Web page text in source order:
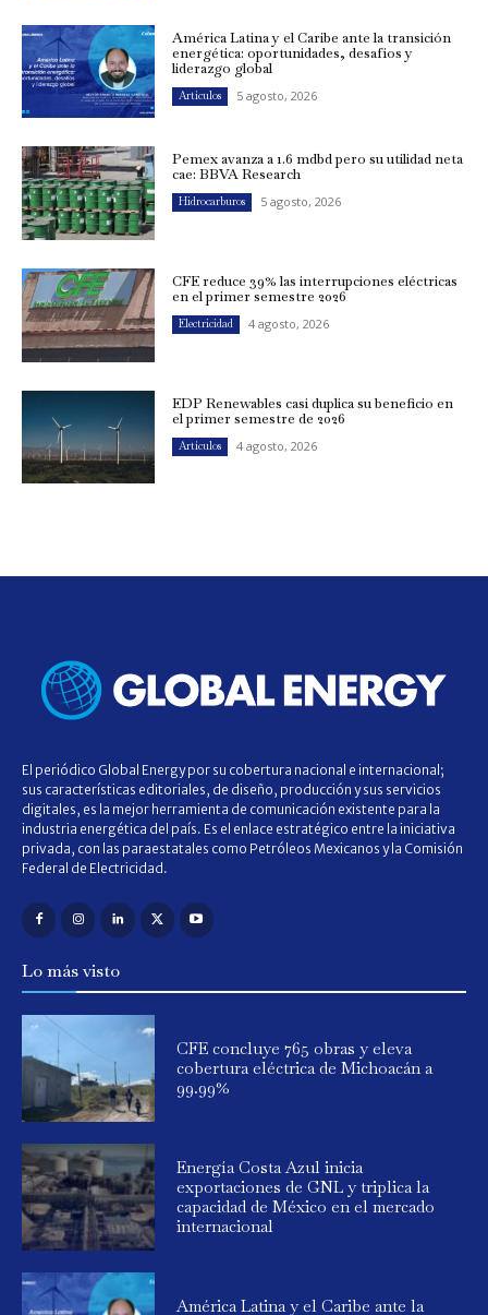
América Latina y el Caribe ante la transición
energética: oportunidades, desafíos y
liderazgo global
Artículos 5 agosto, 2026
Pemex avanza a 1.6 mdbd pero su utilidad neta
cae: BBVA Research
Hidrocarburos 5 agosto, 2026
CFE reduce 39% las interrupciones eléctricas
en el primer semestre 2026
Electricidad 4 agosto, 2026
EDP Renewables casi duplica su beneficio en
el primer semestre de 2026
Artículos 4 agosto, 2026
El periódico Global Energy por su cobertura nacional e internacional;
sus características editoriales, de diseño, producción y sus servicios
digitales, es la mejor herramienta de comunicación existente para la
industria energética del país. Es el enlace estratégico entre la iniciativa
privada, con las paraestatales como Petróleos Mexicanos y la Comisión
Federal de Electricidad.
Lo más visto
CFE concluye 765 obras y eleva
cobertura eléctrica de Michoacán a
99.99%
Energía Costa Azul inicia
exportaciones de GNL y triplica la
capacidad de México en el mercado
internacional
América Latina y el Caribe ante la